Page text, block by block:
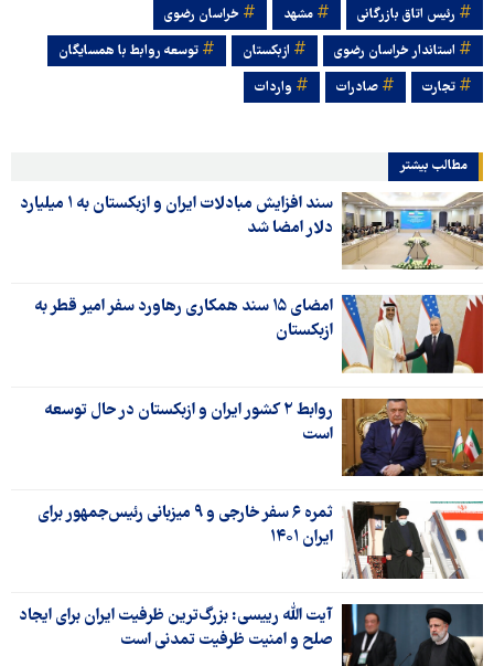
رئیس اتاق بازرگانی مشهد
خراسان رضوی
استاندار خراسان رضوی
ازبکستان
توسعه روابط با همسایگان
تجارت
صادرات واردات
مطالب بیشتر
سند افزایش مبادلات ایران و ازبکستان به ۱ میلیارد
دلار امضا شد
امضای ۱۵ سند همکاری رهاورد سفر امیر قطر به
ازبکستان
روابط ۲ کشور ایران و ازبکستان در حال توسعه
است
ثمره ۶ سفر خارجی و ۹ میزبانی رئیس‌جمهور برای
ایران ۱۴۰۱
آیت الله رییسی: بزرگ‌ترین ظرفیت ایران برای ایجاد
صلح و امنیت ظرفیت تمدنی است